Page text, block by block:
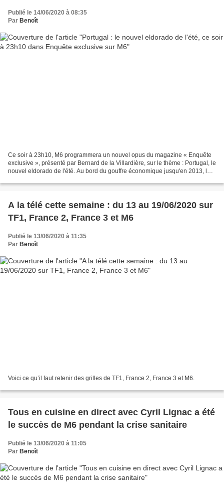
Publié le 14/06/2020 à 08:35
Par Benoît
Ce soir à 23h10, M6 programmera un nouvel opus du magazine « Enquête
exclusive », présenté par Bernard de la Villardière, sur le thème : Portugal, le
nouvel eldorado de l'été. Au bord du gouffre économique jusqu'en 2013, le
A la télé cette semaine : du 13 au 19/06/2020 sur
TF1, France 2, France 3 et M6
Publié le 13/06/2020 à 11:35
Par Benoît
Voici ce qu’il faut retenir des grilles de TF1, France 2, France 3 et M6.
Tous en cuisine en direct avec Cyril Lignac a été
le succès de M6 pendant la crise sanitaire
Publié le 13/06/2020 à 11:05
Par Benoît